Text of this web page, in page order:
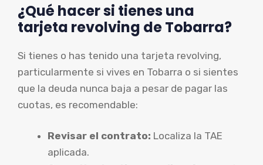
¿Qué hacer si tienes una
tarjeta revolving de Tobarra?
Si tienes o has tenido una tarjeta revolving,
particularmente si vives en Tobarra o si sientes
que la deuda nunca baja a pesar de pagar las
cuotas, es recomendable:
Revisar el contrato: Localiza la TAE
aplicada.